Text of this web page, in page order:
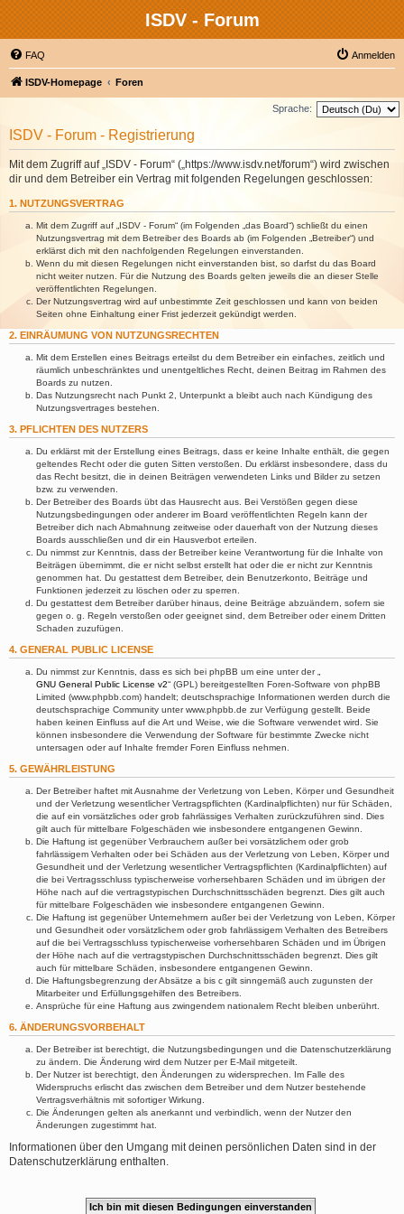
ISDV - Forum
FAQ Anmelden
ISDV-Homepage Foren
Sprache:
ISDV - Forum - Registrierung
Mit dem Zugriff auf „ISDV - Forum“ („https://www.isdv.net/forum“) wird zwischen
dir und dem Betreiber ein Vertrag mit folgenden Regelungen geschlossen:
1. NUTZUNGSVERTRAG
Mit dem Zugriff auf „ISDV - Forum“ (im Folgenden „das Board“) schließt du einen
Nutzungsvertrag mit dem Betreiber des Boards ab (im Folgenden „Betreiber“) und
erklärst dich mit den nachfolgenden Regelungen einverstanden.
Wenn du mit diesen Regelungen nicht einverstanden bist, so darfst du das Board
nicht weiter nutzen. Für die Nutzung des Boards gelten jeweils die an dieser Stelle
veröffentlichten Regelungen.
Der Nutzungsvertrag wird auf unbestimmte Zeit geschlossen und kann von beiden
Seiten ohne Einhaltung einer Frist jederzeit gekündigt werden.
2. EINRÄUMUNG VON NUTZUNGSRECHTEN
Mit dem Erstellen eines Beitrags erteilst du dem Betreiber ein einfaches, zeitlich und
räumlich unbeschränktes und unentgeltliches Recht, deinen Beitrag im Rahmen des
Boards zu nutzen.
Das Nutzungsrecht nach Punkt 2, Unterpunkt a bleibt auch nach Kündigung des
Nutzungsvertrages bestehen.
3. PFLICHTEN DES NUTZERS
Du erklärst mit der Erstellung eines Beitrags, dass er keine Inhalte enthält, die gegen
geltendes Recht oder die guten Sitten verstoßen. Du erklärst insbesondere, dass du
das Recht besitzt, die in deinen Beiträgen verwendeten Links und Bilder zu setzen
bzw. zu verwenden.
Der Betreiber des Boards übt das Hausrecht aus. Bei Verstößen gegen diese
Nutzungsbedingungen oder anderer im Board veröffentlichten Regeln kann der
Betreiber dich nach Abmahnung zeitweise oder dauerhaft von der Nutzung dieses
Boards ausschließen und dir ein Hausverbot erteilen.
Du nimmst zur Kenntnis, dass der Betreiber keine Verantwortung für die Inhalte von
Beiträgen übernimmt, die er nicht selbst erstellt hat oder die er nicht zur Kenntnis
genommen hat. Du gestattest dem Betreiber, dein Benutzerkonto, Beiträge und
Funktionen jederzeit zu löschen oder zu sperren.
Du gestattest dem Betreiber darüber hinaus, deine Beiträge abzuändern, sofern sie
gegen o. g. Regeln verstoßen oder geeignet sind, dem Betreiber oder einem Dritten
Schaden zuzufügen.
4. GENERAL PUBLIC LICENSE
Du nimmst zur Kenntnis, dass es sich bei phpBB um eine unter der „
GNU General Public License v2“ (GPL) bereitgestellten Foren-Software von phpBB
Limited (www.phpbb.com) handelt; deutschsprachige Informationen werden durch die
deutschsprachige Community unter www.phpbb.de zur Verfügung gestellt. Beide
haben keinen Einfluss auf die Art und Weise, wie die Software verwendet wird. Sie
können insbesondere die Verwendung der Software für bestimmte Zwecke nicht
untersagen oder auf Inhalte fremder Foren Einfluss nehmen.
5. GEWÄHRLEISTUNG
Der Betreiber haftet mit Ausnahme der Verletzung von Leben, Körper und Gesundheit
und der Verletzung wesentlicher Vertragspflichten (Kardinalpflichten) nur für Schäden,
die auf ein vorsätzliches oder grob fahrlässiges Verhalten zurückzuführen sind. Dies
gilt auch für mittelbare Folgeschäden wie insbesondere entgangenen Gewinn.
Die Haftung ist gegenüber Verbrauchern außer bei vorsätzlichem oder grob
fahrlässigem Verhalten oder bei Schäden aus der Verletzung von Leben, Körper und
Gesundheit und der Verletzung wesentlicher Vertragspflichten (Kardinalpflichten) auf
die bei Vertragsschluss typischerweise vorhersehbaren Schäden und im übrigen der
Höhe nach auf die vertragstypischen Durchschnittsschäden begrenzt. Dies gilt auch
für mittelbare Folgeschäden wie insbesondere entgangenen Gewinn.
Die Haftung ist gegenüber Unternehmern außer bei der Verletzung von Leben, Körper
und Gesundheit oder vorsätzlichem oder grob fahrlässigem Verhalten des Betreibers
auf die bei Vertragsschluss typischerweise vorhersehbaren Schäden und im Übrigen
der Höhe nach auf die vertragstypischen Durchschnittsschäden begrenzt. Dies gilt
auch für mittelbare Schäden, insbesondere entgangenen Gewinn.
Die Haftungsbegrenzung der Absätze a bis c gilt sinngemäß auch zugunsten der
Mitarbeiter und Erfüllungsgehilfen des Betreibers.
Ansprüche für eine Haftung aus zwingendem nationalem Recht bleiben unberührt.
6. ÄNDERUNGSVORBEHALT
Der Betreiber ist berechtigt, die Nutzungsbedingungen und die Datenschutzerklärung
zu ändern. Die Änderung wird dem Nutzer per E-Mail mitgeteilt.
Der Nutzer ist berechtigt, den Änderungen zu widersprechen. Im Falle des
Widerspruchs erlischt das zwischen dem Betreiber und dem Nutzer bestehende
Vertragsverhältnis mit sofortiger Wirkung.
Die Änderungen gelten als anerkannt und verbindlich, wenn der Nutzer den
Änderungen zugestimmt hat.
Informationen über den Umgang mit deinen persönlichen Daten sind in der
Datenschutzerklärung enthalten.